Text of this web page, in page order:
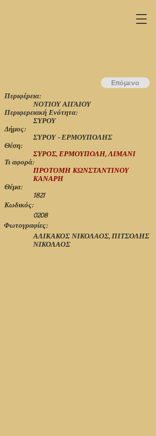
Περιφέρεια:
ΣΥΡΟΥ
ΝΟΤΙΟΥ ΑΙΓΑΙΟΥ
Περιφερειακή Ενότητα:
ΣΥΡΟΥ - ΕΡΜΟΥΠΟΛΗΣ
Δήμος:
Θέση:
ΣΥΡΟΣ, ΕΡΜΟΥΠΟΛΗ, ΛΙΜΑΝΙ
Τι αφορά:
ΠΡΟΤΟΜΗ ΚΩΝΣΤΑΝΤΙΝΟΥ
ΚΑΝΑΡΗ
Θέμα:
1821
Φωτογραφίες:
ΑΛΙΚΑΚΟΣ ΝΙΚΟΛΑΟΣ, ΠΙΤΣΟΛΗΣ
ΝΙΚΟΛΑΟΣ
Κωδικός:
0208
Επόμενο